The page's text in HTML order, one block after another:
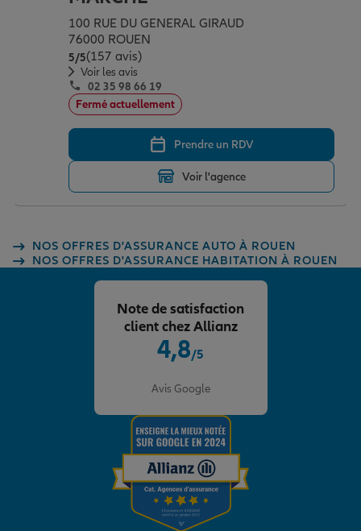
100 RUE DU GENERAL GIRAUD
76000 ROUEN
5/5Note de 5 sur 5
(157 avis)
Voir les avis
02 35 98 66 19
Fermé actuellement
Prendre un RDV
Voir l'agence
NOS OFFRES D'ASSURANCE AUTO À ROUEN
NOS OFFRES D'ASSURANCE HABITATION À ROUEN
4,8/5
Avis Google
Note de satisfaction
client chez Allianz